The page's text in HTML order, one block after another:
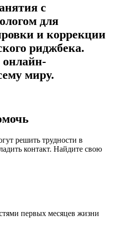
с
для
и коррекции
риджбека.
миру.
решить трудности в
контакт. Найдите свою
первых месяцев жизни